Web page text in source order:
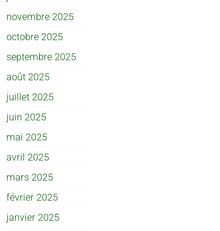
novembre 2025
octobre 2025
septembre 2025
août 2025
juillet 2025
juin 2025
mai 2025
avril 2025
mars 2025
février 2025
janvier 2025